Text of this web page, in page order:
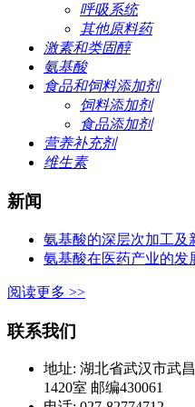
呼吸系统
其他原料药
激素和类固醇
氨基酸
食品和饲料添加剂
饲料添加剂
食品添加剂
营养补充剂
维生素
新闻
氨基酸的深层次加工及
氨基酸在医药产业的发
阅读更多 >>
联系我们
地址: 湖北省武汉市武
1420室 邮编430061